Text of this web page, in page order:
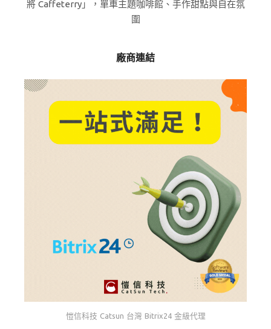
將 Caffeterry」，單車主題咖啡館、手作甜點與自在氛
圍
廠商連結
愷信科技 Catsun 台灣 Bitrix24 金級代理